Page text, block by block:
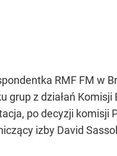
RMF FM w
grup z działań
po decyzji komisji
izby David